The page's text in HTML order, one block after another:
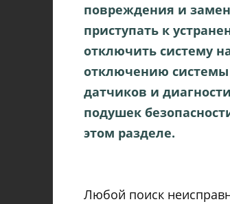
повреждения и
приступать к
отключить систему
отключению системы
датчиков и
подушек
этом разделе.
Любой поиск